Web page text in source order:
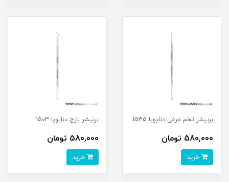
برنیشر تخم مرغی دناپویا 1535
580,000 تومان
برنیشر لارج دناپویا 1503
580,000 تومان